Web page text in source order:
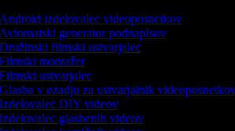
izdelovalec videoposnetkov
generator podnapisov
filmski ustvarjalec
montažer
ustvarjalec
v ozadju za ustvarjalnik videoposnetkov
DIY videov
glasbenih videov